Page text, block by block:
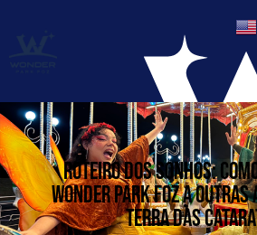
ROTEIRO DOS SONHOS:
WONDER PARK FOZ A OUTRAS
TERRA DAS